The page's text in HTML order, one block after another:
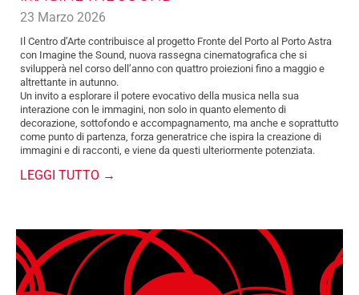
23 Marzo 2026
Il Centro d’Arte contribuisce al progetto Fronte del Porto al Porto Astra
con Imagine the Sound, nuova rassegna cinematografica che si
svilupperà nel corso dell’anno con quattro proiezioni fino a maggio e
altrettante in autunno.
Un invito a esplorare il potere evocativo della musica nella sua
interazione con le immagini, non solo in quanto elemento di
decorazione, sottofondo e accompagnamento, ma anche e soprattutto
come punto di partenza, forza generatrice che ispira la creazione di
immagini e di racconti, e viene da questi ulteriormente potenziata.
LEGGI TUTTO →